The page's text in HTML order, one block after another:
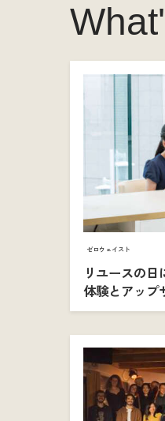
ゼロウェイスト
リユースの
体験とアップ